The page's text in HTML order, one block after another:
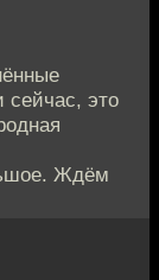
сейчас, это
Ждём